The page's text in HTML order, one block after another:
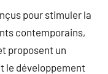
pour stimuler la
contemporains,
proposent un
le développement